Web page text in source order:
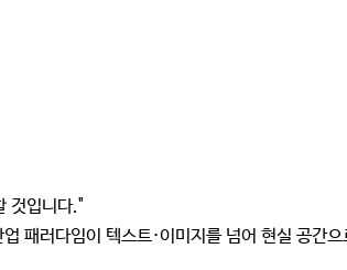
것입니다."
패러다임이 텍스트·이미지를 넘어 현실 공간